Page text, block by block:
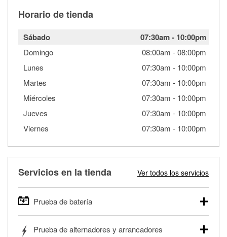
Horario de tienda
Sábado 07:30am- 10:00pm
Domingo 08:00am -08:00pm
Lunes
07:30am - 10:00pm
Martes
07:30am - 10:00pm
Miércoles
07:30am - 10:00pm
Jueves
07:30am - 10:00pm
Viernes
07:30am - 10:00pm
Servicios en la tienda Ver todos los servicios
Prueba de batería
autos, camionetas, SUVs, vehículos comerciales y
Prueba de alternadores y arrancadores